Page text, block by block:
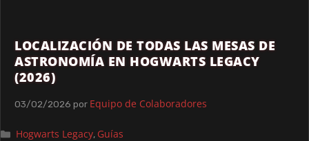
LOCALIZACIÓN DE TODAS LAS MESAS DE
ASTRONOMÍA EN HOGWARTS LEGACY
(2026)
03/02/2026 por Equipo de Colaboradores
Hogwarts Legacy, Guías